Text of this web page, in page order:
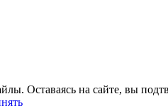
Оставаясь на сайте, вы